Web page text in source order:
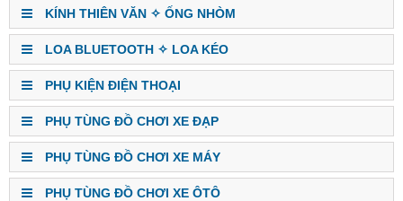
KÍNH THIÊN VĂN ✧ ỐNG NHÒM
LOA BLUETOOTH ✧ LOA KÉO
PHỤ KIỆN ĐIỆN THOẠI
PHỤ TÙNG ĐỒ CHƠI XE ĐẠP
PHỤ TÙNG ĐỒ CHƠI XE MÁY
PHỤ TÙNG ĐỒ CHƠI XE ÔTÔ